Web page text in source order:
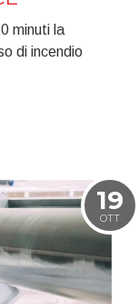
minuti la
di incendio
19
OTT